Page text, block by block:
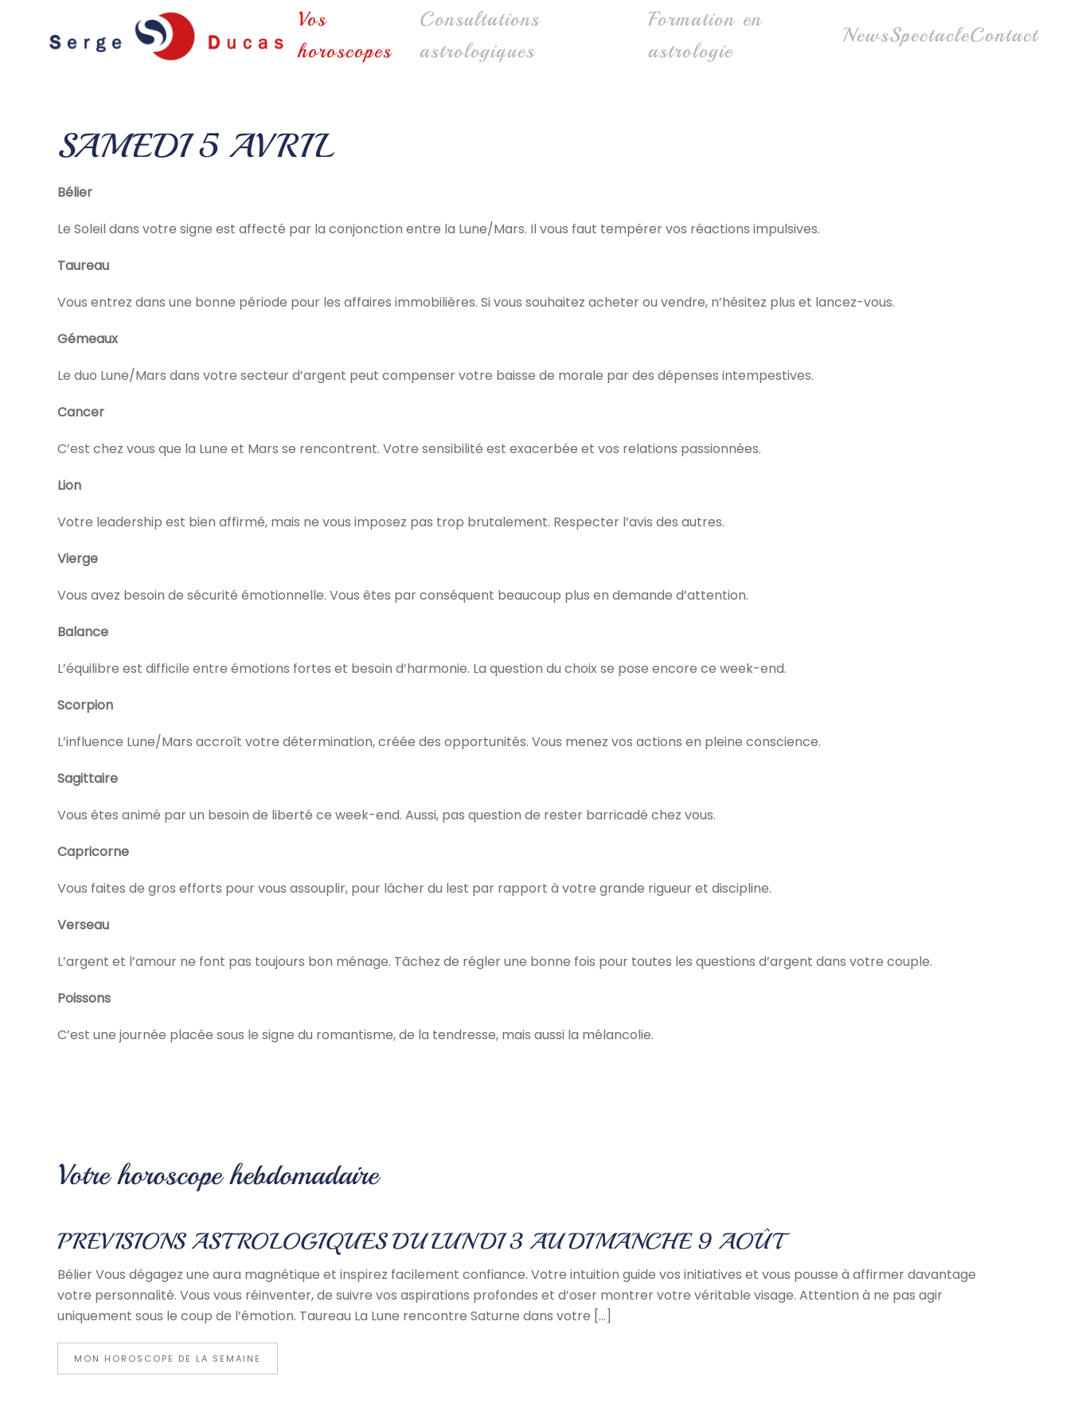
Skip to main content
Vos
horoscopes
Consultations
astrologiques
Formation en
astrologie
NewsSpectacleContact
SAMEDI 5 AVRIL
Bélier
Le Soleil dans votre signe est affecté par la conjonction entre la Lune/Mars. Il vous faut tempérer vos réactions impulsives.
Taureau
Vous entrez dans une bonne période pour les affaires immobilières. Si vous souhaitez acheter ou vendre, n’hésitez plus et lancez-vous.
Gémeaux
Le duo Lune/Mars dans votre secteur d’argent peut compenser votre baisse de morale par des dépenses intempestives.
Cancer
C’est chez vous que la Lune et Mars se rencontrent. Votre sensibilité est exacerbée et vos relations passionnées.
Lion
Votre leadership est bien affirmé, mais ne vous imposez pas trop brutalement. Respecter l’avis des autres.
Vierge
Vous avez besoin de sécurité émotionnelle. Vous êtes par conséquent beaucoup plus en demande d’attention.
Balance
L’équilibre est difficile entre émotions fortes et besoin d’harmonie. La question du choix se pose encore ce week-end.
Scorpion
L’influence Lune/Mars accroît votre détermination, créée des opportunités. Vous menez vos actions en pleine conscience.
Sagittaire
Vous êtes animé par un besoin de liberté ce week-end. Aussi, pas question de rester barricadé chez vous.
Capricorne
Vous faites de gros efforts pour vous assouplir, pour lâcher du lest par rapport à votre grande rigueur et discipline.
Verseau
L’argent et l’amour ne font pas toujours bon ménage. Tâchez de régler une bonne fois pour toutes les questions d’argent dans votre couple.
Poissons
C’est une journée placée sous le signe du romantisme, de la tendresse, mais aussi la mélancolie.
Votre horoscope hebdomadaire
PREVISIONS ASTROLOGIQUES DU LUNDI 3 AU DIMANCHE 9 AOÛT
Bélier Vous dégagez une aura magnétique et inspirez facilement confiance. Votre intuition guide vos initiatives et vous pousse à affirmer davantage
votre personnalité. Vous vous réinventer, de suivre vos aspirations profondes et d’oser montrer votre véritable visage. Attention à ne pas agir
uniquement sous le coup de l’émotion. Taureau La Lune rencontre Saturne dans votre […]
MON HOROSCOPE DE LA SEMAINE